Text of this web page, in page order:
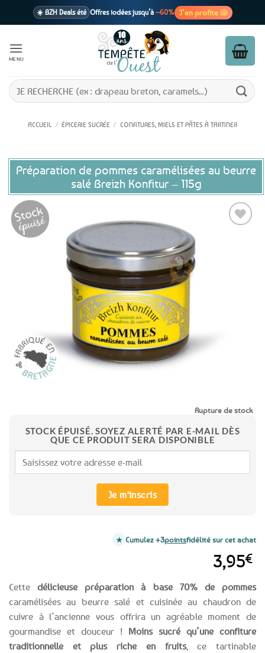
☀️ BZH Deals été Offres iodées jusqu’à –60% J’en profite 🐚
1 cadeau offertdès 39€ d’achats
En point relais dès 3,95€ seulement
MENU
Recherche
pour :
ACCUEIL / ÉPICERIE SUCRÉE / CONFITURES, MIELS ET PÂTES À TARTINER
Préparation de pommes caramélisées au beurre
salé Breizh Konfitur – 115g
Cettedélicieuse préparation à base 70% de pommes
caramélisées au beurre salé et cuisinée au chaudron de
cuivre à l’ancienne vous offrira un agréable moment de
gourmandise et douceur ! Moins sucré qu’une confiture
traditionnelle et plus riche en fruits, ce tartinable
3,95€
Rupture de stock
STOCK ÉPUISÉ. SOYEZ ALERTÉ PAR E-MAIL DÈS
QUE CE PRODUIT SERA DISPONIBLE
Je m'inscris
Cumulez +3pointsfidélité sur cet achat